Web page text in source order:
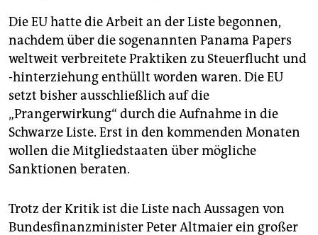
Die EU hatte die Arbeit an der Liste begonnen,
nachdem über die sogenannten Panama Papers
weltweit verbreitete Praktiken zu Steuerflucht und
-hinterziehung enthüllt worden waren. Die EU
setzt bisher ausschließlich auf die
„Prangerwirkung“ durch die Aufnahme in die
Schwarze Liste. Erst in den kommenden Monaten
wollen die Mitgliedstaaten über mögliche
Sanktionen beraten.
Trotz der Kritik ist die Liste nach Aussagen von
Bundesfinanzminister Peter Altmaier ein großer